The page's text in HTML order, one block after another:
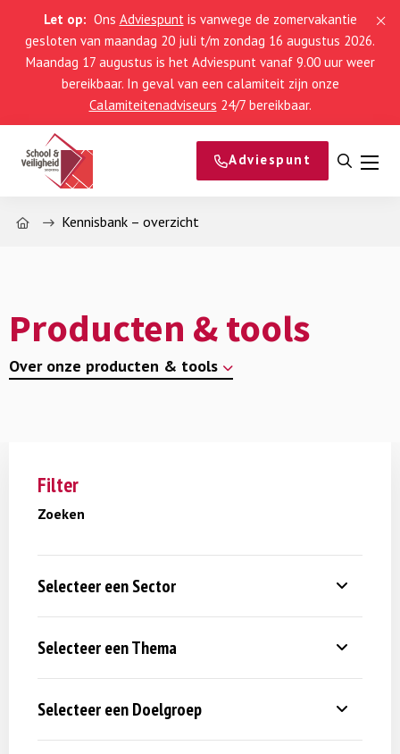
Let op: Ons Adviespuntis vanwege de zomervakantie
gesloten van maandag 20 juli t/m zondag 16 augustus 2026.
Maandag 17 augustus is het Adviespunt vanaf 9.00 uur weer
bereikbaar. In geval van een calamiteit zijn onze
Calamiteitenadviseurs 24/7 bereikbaar.
Adviespunt
Open
Home Kennisbank – overzicht
Producten & tools
Over onze producten & tools
Filter
Zoeken
Selecteer een Sector
Selecteer een Thema
Selecteer een Doelgroep